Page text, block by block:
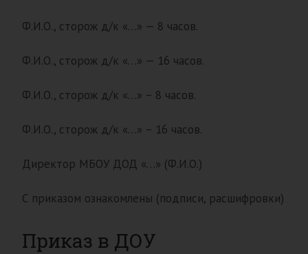
Ф.И.О., сторож д/к «…» — 8 часов.
Ф.И.О., сторож д/к «…» — 16 часов.
Ф.И.О., сторож д/к «…» – 8 часов.
Ф.И.О., сторож д/к «…» – 16 часов.
Директор МБОУ ДОД «…» (Ф.И.О.)
С приказом ознакомлены (подписи, расшифровки)
Приказ в ДОУ